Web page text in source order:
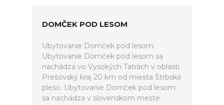
DOMČEK POD LESOM
Ubytovanie Domček pod lesom.
Ubytovanie Domček pod lesom sa
nachádza vo Vysokých Tatrách v oblasti
Prešovský kraj 20 km od miesta Štrbské
pleso. Ubytovanie Domček pod lesom
sa nachádza v slovenskom meste